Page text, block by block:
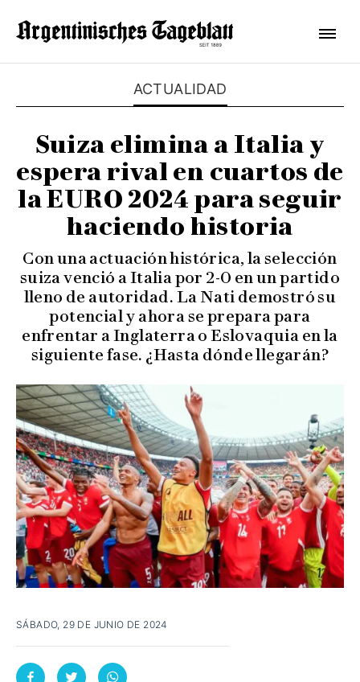
ACTUALIDAD
Suiza elimina a Italia y
espera rival en cuartos de
la EURO 2024 para seguir
haciendo historia
Con una actuación histórica, la selección
suiza venció a Italia por 2-0 en un partido
lleno de autoridad. La Nati demostró su
potencial y ahora se prepara para
enfrentar a Inglaterra o Eslovaquia en la
siguiente fase. ¿Hasta dónde llegarán?
SÁBADO, 29 DE JUNIO DE 2024